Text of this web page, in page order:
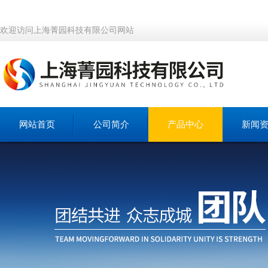
欢迎访问上海菁园科技有限公司网站
网站首页 公司简介 产品中心 新闻